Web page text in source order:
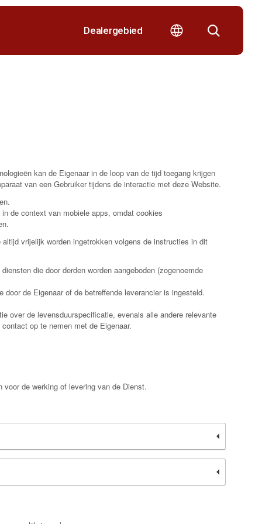
Dealergebied
kan de Eigenaar in de loop van de tijd toegang krijgen
van een Gebruiker tijdens de interactie met deze Website.
de context van mobiele apps, omdat cookies
vrijelijk worden ingetrokken volgens de instructies in dit
die door derden worden aangeboden (zogenoemde
de Eigenaar of de betreffende leverancier is ingesteld.
over de levensduurspecificatie, evenals alle andere relevante
op te nemen met de Eigenaar.
de werking of levering van de Dienst.